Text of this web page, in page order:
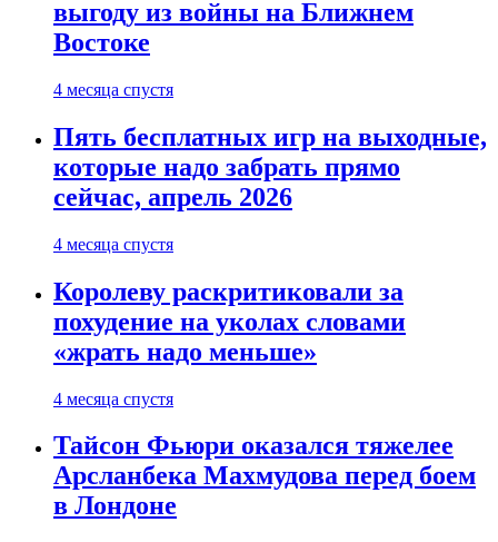
выгоду из войны на Ближнем
Востоке
4 месяца спустя
Пять бесплатных игр на выходные,
которые надо забрать прямо
сейчас, апрель 2026
4 месяца спустя
Королеву раскритиковали за
похудение на уколах словами
«жрать надо меньше»
4 месяца спустя
Тайсон Фьюри оказался тяжелее
Арсланбека Махмудова перед боем
в Лондоне